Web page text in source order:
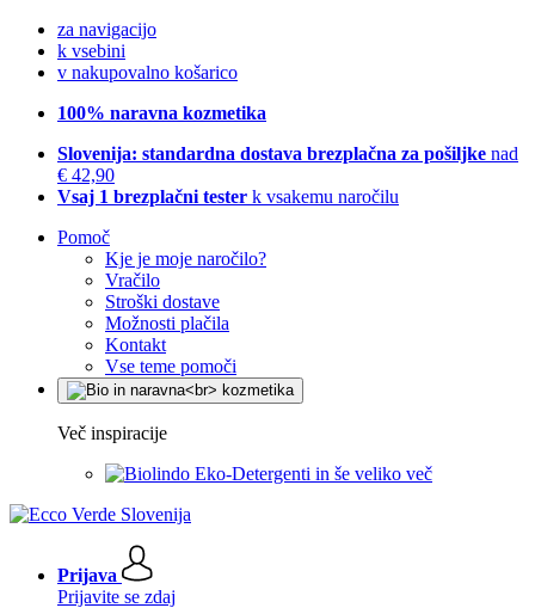
za navigacijo
k vsebini
v nakupovalno košarico
100% naravna kozmetika
Slovenija: standardna dostava brezplačna za pošiljke nad
€ 42,90
Vsaj 1 brezplačni tester k vsakemu naročilu
Pomoč
Kje je moje naročilo?
Vračilo
Stroški dostave
Možnosti plačila
Kontakt
Vse teme pomoči
Več inspiracije
Eko-Detergenti in še veliko več
Prijava
Prijavite se zdaj